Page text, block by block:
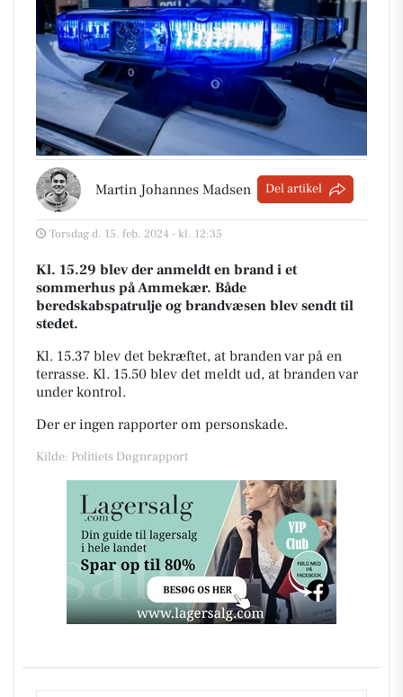
Martin Johannes Madsen Del artikel
Torsdag d. 15. feb. 2024 - kl. 12:35
Kl. 15.29 blev der anmeldt en brand i et
sommerhus på Ammekær. Både
beredskabspatrulje og brandvæsen blev sendt til
stedet.
Kl. 15.37 blev det bekræftet, at branden var på en
terrasse. Kl. 15.50 blev det meldt ud, at branden var
under kontrol.
Der er ingen rapporter om personskade.
Kilde: Politiets Døgnrapport